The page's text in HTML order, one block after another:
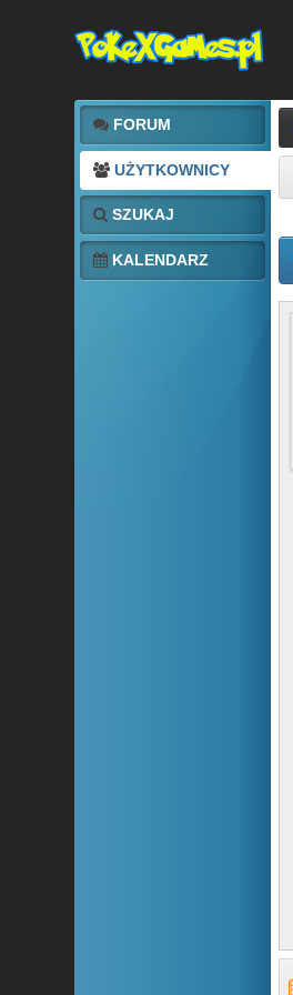
FORUM
UŻYTKOWNICY
SZUKAJ
KALENDARZ